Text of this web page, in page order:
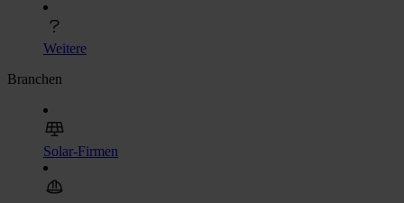
Weitere
Branchen
Solar-Firmen